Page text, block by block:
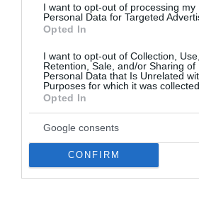
I want to opt-out of processing my
Personal Data for Targeted
Opted In
I want to opt-out of Collection, Use,
Retention, Sale, and/or Sharing of
Personal Data that Is Unrelated
Purposes for which it was collected.
Opted In
Google consents
CONFIRM
Σαν σήμερα - 7
Γεγονότα 626: Πολύ δυνατοί και
άνεμοι διαλύουν τον στόλο των
που πολιορκούσαν την
αμυνόμενοι ολοκληρώνουν με